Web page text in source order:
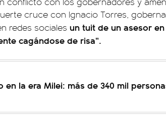
cruce con Ignacio Torres,
redes sociales un tuit de un asesor
cagándose de risa”.
en la era Milei: más de 340 mil